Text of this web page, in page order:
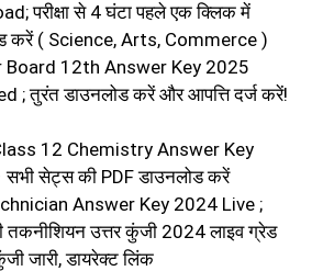
परीक्षा से 4 घंटा पहले एक क्लिक में
करें ( Science, Arts, Commerce )
Board 12th Answer Key 2025
; तुरंत डाउनलोड करें और आपत्ति दर्ज करें!
12 Chemistry Answer Key
सेट्स की PDF डाउनलोड करें
Answer Key 2024 Live ;
उत्तर कुंजी 2024 लाइव ग्रेड
जारी, डायरेक्ट लिंक